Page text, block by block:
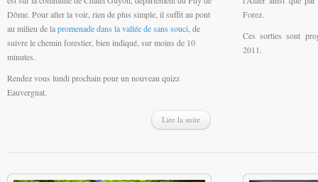
Dôme. Pour aller la voir, rien de plus simple, il suffit au pont
au milieu de lapromenade dans la vallée de sans souci , de
suivre le chemin forestier, bien indiqué, sur moins de 10
minutes.
Rendez vous lundi prochain pour un nouveau quizz
Eauvergnat.
Lire la suite
Forez.
Ces sorties sont
2011.